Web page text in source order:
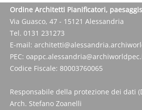
Ordine Architetti Pianificatori,
Via Guasco, 47 - 15121 Alessandria
Tel. 0131 231273
E-mail:
PEC:
Codice Fiscale: 80003760065
Responsabile della protezione dei dati
Arch. Stefano Zoanelli